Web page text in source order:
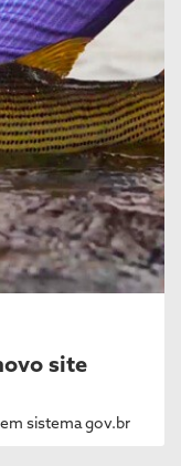
site
sistema gov.br